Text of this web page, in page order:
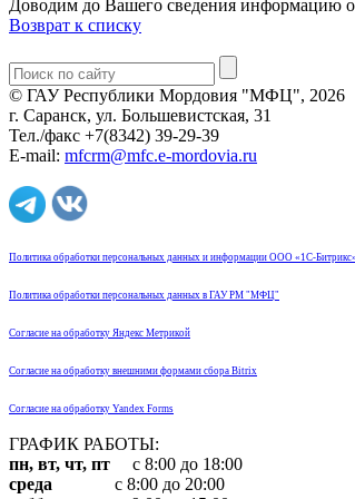
Доводим до Вашего сведения информацию о
Возврат к списку
© ГАУ Республики Мордовия "МФЦ", 2026
г. Саранск, ул. Большевистская, 31
Тел./факс +7(8342) 39-29-39
E-mail: mfcrm@mfc.e-mordovia.ru
Политика обработки персональных данных и информации ООО «1С-Битрикс»
Политика обработки персональных данных в ГАУ РМ "МФЦ"
Согласие на обработку Яндекс Метрикой
Согласие на обработку внешними формами сбора Bitrix
Согласие на обработку Yandex Forms
ГРАФИК РАБОТЫ:
пн, вт, чт, пт с 8:00 до 18:00
среда с 8:00 до 20:00